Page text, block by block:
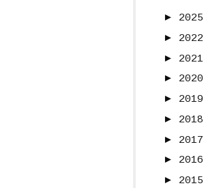
► 2025
► 2022
► 2021
► 2020
► 2019
► 2018
► 2017
► 2016
► 2015